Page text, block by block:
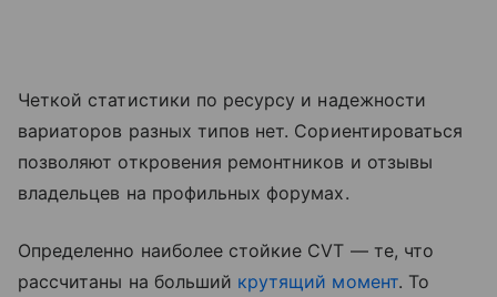
Четкой статистики по ресурсу и надежности
вариаторов разных типов нет. Сориентироваться
позволяют откровения ремонтников и отзывы
владельцев на профильных форумах.
Определенно наиболее стойкие CVT — те, что
рассчитаны на больший крутящий момент. То